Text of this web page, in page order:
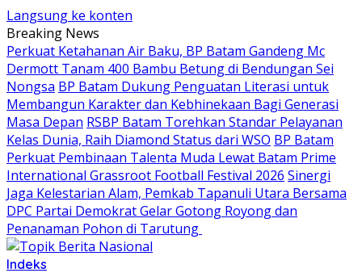
Langsung ke konten
Breaking News
Perkuat Ketahanan Air Baku, BP Batam Gandeng Mc
Dermott Tanam 400 Bambu Betung di Bendungan Sei
Nongsa BP Batam Dukung Penguatan Literasi untuk
Membangun Karakter dan Kebhinekaan Bagi Generasi
Masa Depan RSBP Batam Torehkan Standar Pelayanan
Kelas Dunia, Raih Diamond Status dari WSO BP Batam
Perkuat Pembinaan Talenta Muda Lewat Batam Prime
International Grassroot Football Festival 2026 Sinergi
Jaga Kelestarian Alam, Pemkab Tapanuli Utara Bersama
DPC Partai Demokrat Gelar Gotong Royong dan
Penanaman Pohon di Tarutung ‎
Indeks